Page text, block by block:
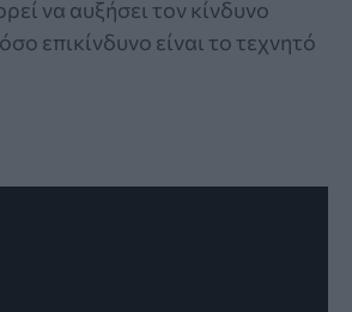
να αυξήσει τον κίνδυνο
επικίνδυνο είναι το τεχνητό